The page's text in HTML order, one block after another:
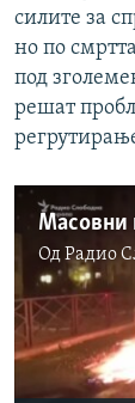
силите за
но по
под
решат
Mасовни
ОдРадио
No